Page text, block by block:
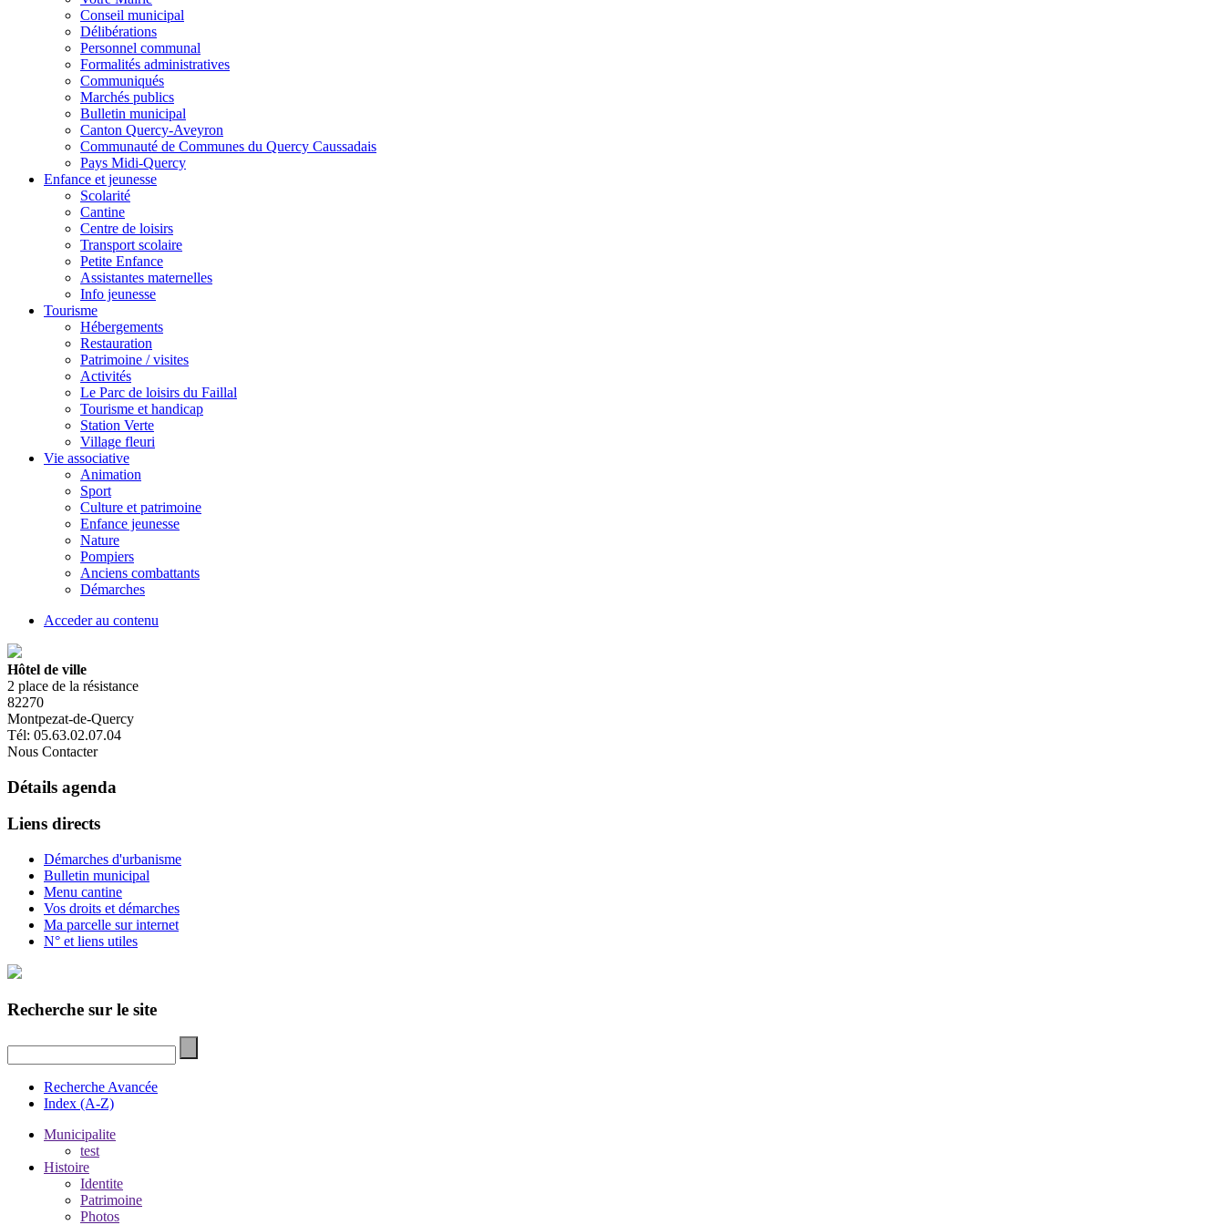
Conseil municipal
Délibérations
Personnel communal
Formalités administratives
Communiqués
Marchés publics
Bulletin municipal
Canton Quercy-Aveyron
Communauté de Communes du Quercy Caussadais
Pays Midi-Quercy
Enfance et jeunesse
Scolarité
Cantine
Centre de loisirs
Transport scolaire
Petite Enfance
Assistantes maternelles
Info jeunesse
Tourisme
Hébergements
Restauration
Patrimoine / visites
Activités
Le Parc de loisirs du Faillal
Tourisme et handicap
Station Verte
Village fleuri
Vie associative
Animation
Sport
Culture et patrimoine
Enfance jeunesse
Nature
Pompiers
Anciens combattants
Démarches
Acceder au contenu
Hôtel de ville
2 place de la résistance
82270
Montpezat-de-Quercy
Tél: 05.63.02.07.04
Nous Contacter
Détails agenda
Liens directs
Démarches d'urbanisme
Bulletin municipal
Menu cantine
Vos droits et démarches
Ma parcelle sur internet
N° et liens utiles
Recherche sur le site
Recherche Avancée
Index (A-Z)
Municipalite
test
Histoire
Identite
Patrimoine
Photos